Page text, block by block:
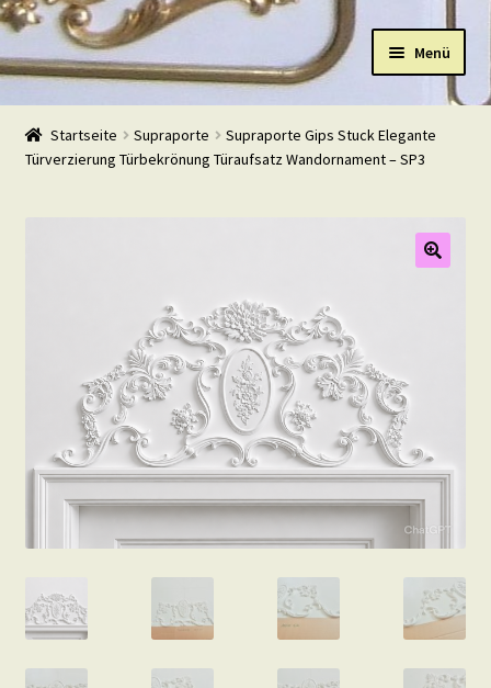
Navigation
Zum
Inhalt
Menü
Start
Shop
Beispiele
Kontakt
Startseite Supraporte
Supraporte Gips Stuck Elegante
Türverzierung Türbekrönung Türaufsatz Wandornament – SP3